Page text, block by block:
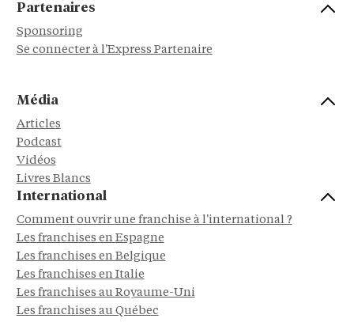
Partenaires
Sponsoring
Se connecter à l'Express Partenaire
Média
Articles
Podcast
Vidéos
Livres Blancs
International
Comment ouvrir une franchise à l'international ?
Les franchises en Espagne
Les franchises en Belgique
Les franchises en Italie
Les franchises au Royaume-Uni
Les franchises au Québec